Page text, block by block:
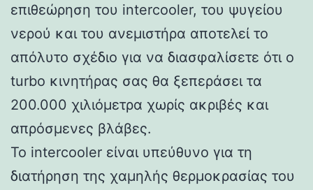
επιθεώρηση του intercooler, του ψυγείου
νερού και του ανεμιστήρα αποτελεί το
απόλυτο σχέδιο για να διασφαλίσετε ότι ο
turbo κινητήρας σας θα ξεπεράσει τα
200.000 χιλιόμετρα χωρίς ακριβές και
απρόσμενες βλάβες.
Το intercooler είναι υπεύθυνο για τη
διατήρηση της χαμηλής θερμοκρασίας του